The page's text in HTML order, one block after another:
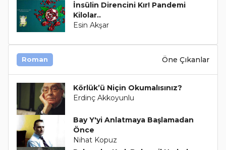
İnsülin Direncini Kır! Pandemi
Kilolar..
Esin Akşar
Roman Öne Çıkanlar
Körlük’ü Niçin Okumalısınız?
Erdinç Akkoyunlu
Bay Y'yi Anlatmaya Başlamadan
Önce
Nihat Kopuz